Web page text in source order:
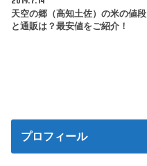
天空の郷（高知土佐）の米の値段
と通販は？最安値をご紹介！
プロフィール